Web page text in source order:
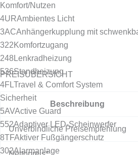
Komfort/Nutzen
4URAmbientes Licht
3ACAnhängerkupplung mit
322 Komfortzugang
248 Lenkradheizung
536Standheizung
4FLTravel & Comfort System
Sicherheit
5AVActive Guard
552Adaptiver LED-Scheinwerfer
8TFAktiver Fußgängerschutz
302Alarmanlage
PREISÜBERSICHT
Beschreibung
Unverbindliche Preisempfehlung